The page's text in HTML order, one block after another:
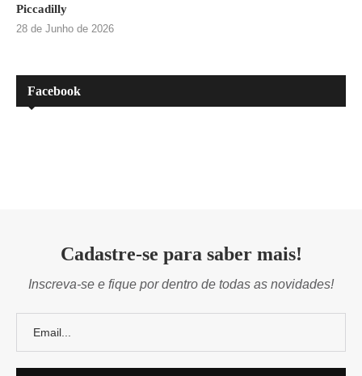
Piccadilly
28 de Junho de 2026
Facebook
Cadastre-se para saber mais!
Inscreva-se e fique por dentro de todas as novidades!